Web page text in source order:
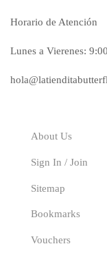
Horario de Atención
Lunes a Vierenes:
About Us
Sign In / Join
Sitemap
Bookmarks
Vouchers